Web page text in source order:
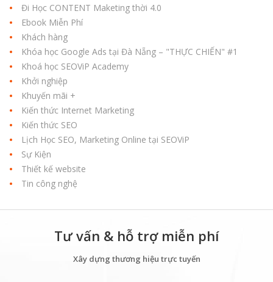
Đi Học CONTENT Maketing thời 4.0
Ebook Miễn Phí
Khách hàng
Khóa học Google Ads tại Đà Nẵng – "THỰC CHIẾN" #1
Khoá học SEOViP Academy
Khởi nghiệp
Khuyến mãi +
Kiến thức Internet Marketing
Kiến thức SEO
Lịch Học SEO, Marketing Online tại SEOViP
Sự Kiện
Thiết kế website
Tin công nghệ
Tư vấn & hỗ trợ miễn phí
Xây dựng thương hiệu trực tuyến